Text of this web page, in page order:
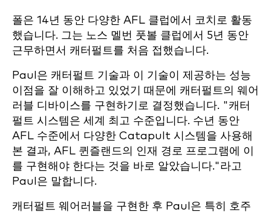
폴은 14년 동안 다양한 AFL 클럽에서 코치로 활동
했습니다. 그는 노스 멜번 풋볼 클럽에서 5년 동안
근무하면서 캐터펄트를 처음 접했습니다.
Paul은 캐터펄트 기술과 이 기술이 제공하는 성능
이점을 잘 이해하고 있었기 때문에 캐터펄트의 웨어
러블 디바이스를 구현하기로 결정했습니다. "캐터
펄트 시스템은 세계 최고 수준입니다. 수년 동안
AFL 수준에서 다양한 Catapult 시스템을 사용해
본 결과, AFL 퀸즐랜드의 인재 경로 프로그램에 이
를 구현해야 한다는 것을 바로 알았습니다."라고
Paul은 말합니다.
캐터펄트 웨어러블을 구현한 후 Paul은 특히 호주